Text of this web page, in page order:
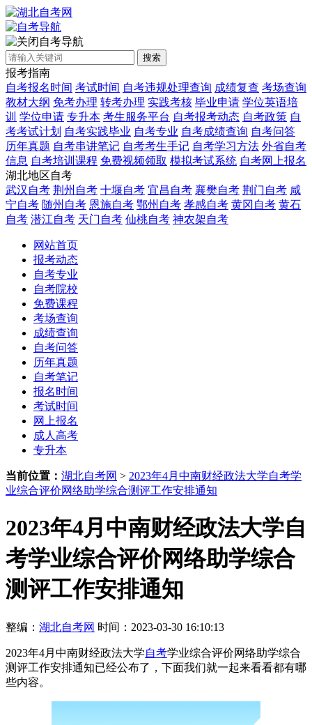
自考导航
搜索
报考指南
自考报名时间 考试时间 自考违规处理查询 成绩复查 考场查询
教材大纲 免考办理 转考办理 实践考核 毕业申请 学位英语培
训 学位申请 专升本 考生服务平台 自考报考动态 自考政策 自
考考试计划 自考实践毕业 自考专业 自考成绩查询 自考问答
历年真题 自考串讲笔记 自考考生手记 自考学习方法 外省自考
信息 自考培训课程 免费视频领取 模拟考试系统 自考网上报名
湖北地区自考
武汉自考 荆州自考 十堰自考 宜昌自考 襄樊自考 荆门自考 咸
宁自考 随州自考 恩施自考 鄂州自考 孝感自考 黄冈自考 黄石
自考 潜江自考 天门自考 仙桃自考 神农架自考
网站首页
报考动态
自考专业
自考院校
免费课程
考场查询
成绩查询
自考问答
历年真题
自考笔记
报名时间
考试时间
网上报名
成人高考
专升本
当前位置： 湖北自考网 > 2023年4月中南财经政法大学自考学
业综合评价网络助学综合测评工作安排通知
2023年4月中南财经政法大学自
考学业综合评价网络助学综合
测评工作安排通知
整编： 湖北自考网 时间：2023-03-30 16:10:13
2023年4月中南财经政法大学自考学业综合评价网络助学综合
测评工作安排通知已经公布了，下面我们就一起来看看都有哪
些内容。